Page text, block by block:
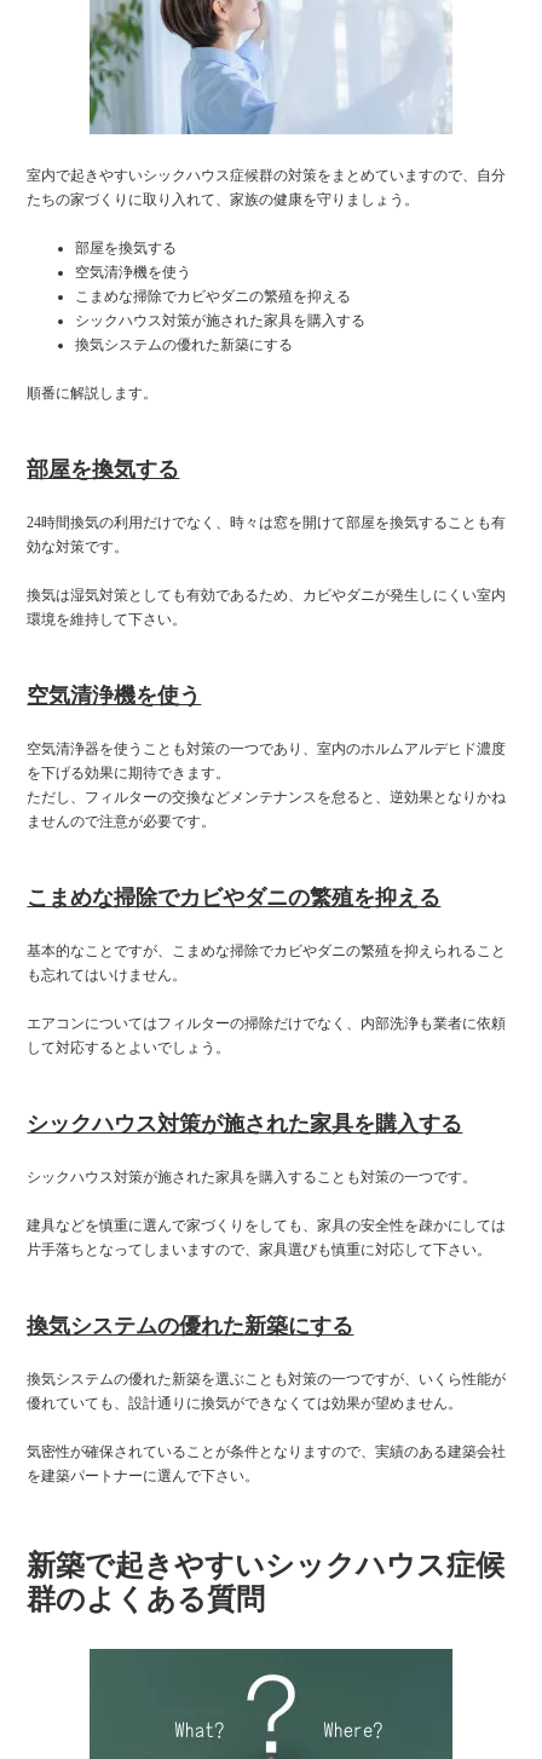
室内で起きやすいシックハウス症候群の対策をまとめていますので、自分
たちの家づくりに取り入れて、家族の健康を守りましょう。
部屋を換気する
空気清浄機を使う
こまめな掃除でカビやダニの繁殖を抑える
シックハウス対策が施された家具を購入する
換気システムの優れた新築にする
順番に解説します。
部屋を換気する
24時間換気の利用だけでなく、時々は窓を開けて部屋を換気することも有
効な対策です。
換気は湿気対策としても有効であるため、カビやダニが発生しにくい室内
環境を維持して下さい。
空気清浄機を使う
空気清浄器を使うことも対策の一つであり、室内のホルムアルデヒド濃度
を下げる効果に期待できます。
ただし、フィルターの交換などメンテナンスを怠ると、逆効果となりかね
ませんので注意が必要です。
こまめな掃除でカビやダニの繁殖を抑える
基本的なことですが、こまめな掃除でカビやダニの繁殖を抑えられること
も忘れてはいけません。
エアコンについてはフィルターの掃除だけでなく、内部洗浄も業者に依頼
して対応するとよいでしょう。
シックハウス対策が施された家具を購入する
シックハウス対策が施された家具を購入することも対策の一つです。
建具などを慎重に選んで家づくりをしても、家具の安全性を疎かにしては
片手落ちとなってしまいますので、家具選びも慎重に対応して下さい。
換気システムの優れた新築にする
換気システムの優れた新築を選ぶことも対策の一つですが、いくら性能が
優れていても、設計通りに換気ができなくては効果が望めません。
気密性が確保されていることが条件となりますので、実績のある建築会社
を建築パートナーに選んで下さい。
新築で起きやすいシックハウス症候
群のよくある質問